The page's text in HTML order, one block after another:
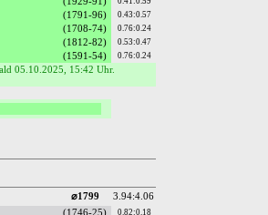
(1791-96) 0.43:0.57
(1708-74) 0.76:0.24
(1812-82) 0.53:0.47
(1591-54) 0.76:0.24
05.10.2025, 15:42 Uhr.
⌀1799
3.94:4.06
0.82:0.18